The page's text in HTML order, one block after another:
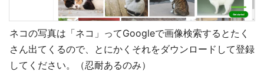
ネコの写真は「ネコ」ってGoogleで画像検索するとたく
さん出てくるので、とにかくそれをダウンロードして登録
してください。（忍耐あるのみ）